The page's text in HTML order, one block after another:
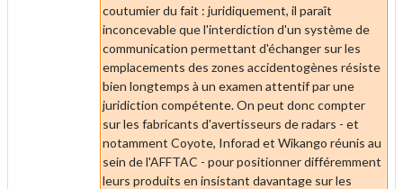
coutumier du fait : juridiquement, il paraît
inconcevable que l'interdiction d'un système de
communication permettant d'échanger sur les
emplacements des zones accidentogènes résiste
bien longtemps à un examen attentif par une
juridiction compétente. On peut donc compter
sur les fabricants d'avertisseurs de radars - et
notamment Coyote, Inforad et Wikango réunis au
sein de l'AFFTAC - pour positionner différemment
leurs produits en insistant davantage sur les